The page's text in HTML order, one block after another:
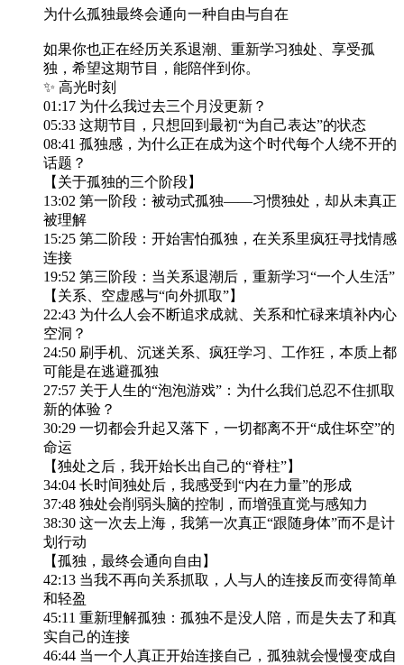
为什么孤独最终会通向一种自由与自在
如果你也正在经历关系退潮、重新学习独处、享受孤
独，希望这期节目，能陪伴到你。
✨ 高光时刻
01:17 为什么我过去三个月没更新？
05:33 这期节目，只想回到最初“为自己表达”的状态
08:41 孤独感，为什么正在成为这个时代每个人绕不开的
话题？
【关于孤独的三个阶段】
13:02 第一阶段：被动式孤独——习惯独处，却从未真正
被理解
15:25 第二阶段：开始害怕孤独，在关系里疯狂寻找情感
连接
19:52 第三阶段：当关系退潮后，重新学习“一个人生活”
【关系、空虚感与“向外抓取”】
22:43 为什么人会不断追求成就、关系和忙碌来填补内心
空洞？
24:50 刷手机、沉迷关系、疯狂学习、工作狂，本质上都
可能是在逃避孤独
27:57 关于人生的“泡泡游戏”：为什么我们总忍不住抓取
新的体验？
30:29 一切都会升起又落下，一切都离不开“成住坏空”的
命运
【独处之后，我开始长出自己的“脊柱”】
34:04 长时间独处后，我感受到“内在力量”的形成
37:48 独处会削弱头脑的控制，而增强直觉与感知力
38:30 这一次去上海，我第一次真正“跟随身体”而不是计
划行动
【孤独，最终会通向自由】
42:13 当我不再向关系抓取，人与人的连接反而变得简单
和轻盈
45:11 重新理解孤独：孤独不是没人陪，而是失去了和真
实自己的连接
46:44 当一个人真正开始连接自己，孤独就会慢慢变成自